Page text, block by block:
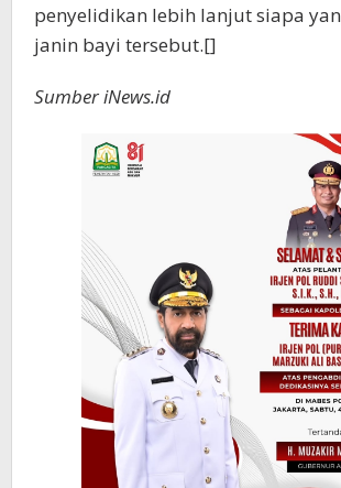
penyelidikan lebih lanjut siapa
janin bayi tersebut.[]
Sumber iNews.id